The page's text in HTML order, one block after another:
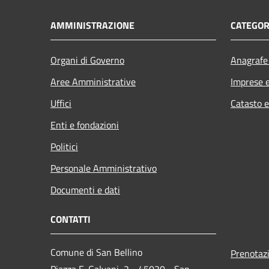
AMMINISTRAZIONE
Organi di Governo
Aree Amministrative
Uffici
Enti e fondazioni
Politici
Personale Amministrativo
Documenti e dati
Imprese
Catasto
CONTATTI
Comune di San Bellino